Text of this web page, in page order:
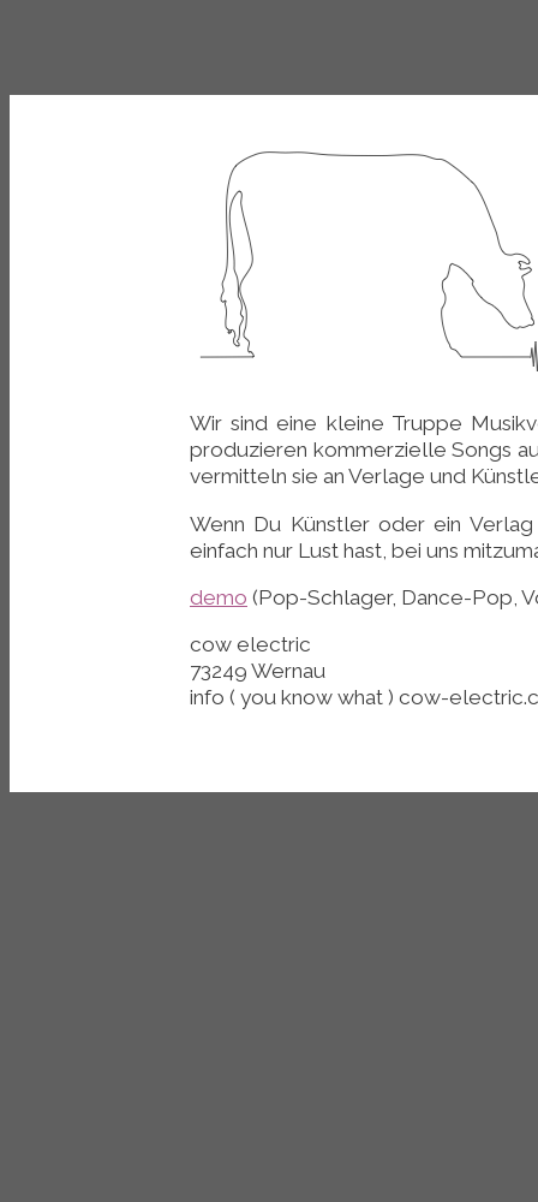
Wir sind eine kleine Truppe
produzieren kommerzielle Songs
vermitteln sie an Verlage und
Wenn Du Künstler oder ein
einfach nur Lust hast, bei uns
demo (Pop-Schlager, Dance-Pop,
cow electric
73249 Wernau
info ( you know what ) cow-